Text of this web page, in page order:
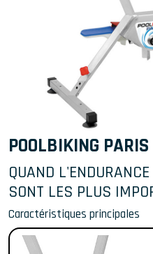
POOLBIKING PARIS
QUAND
SONT LES PLUS
Caractéristiques principales